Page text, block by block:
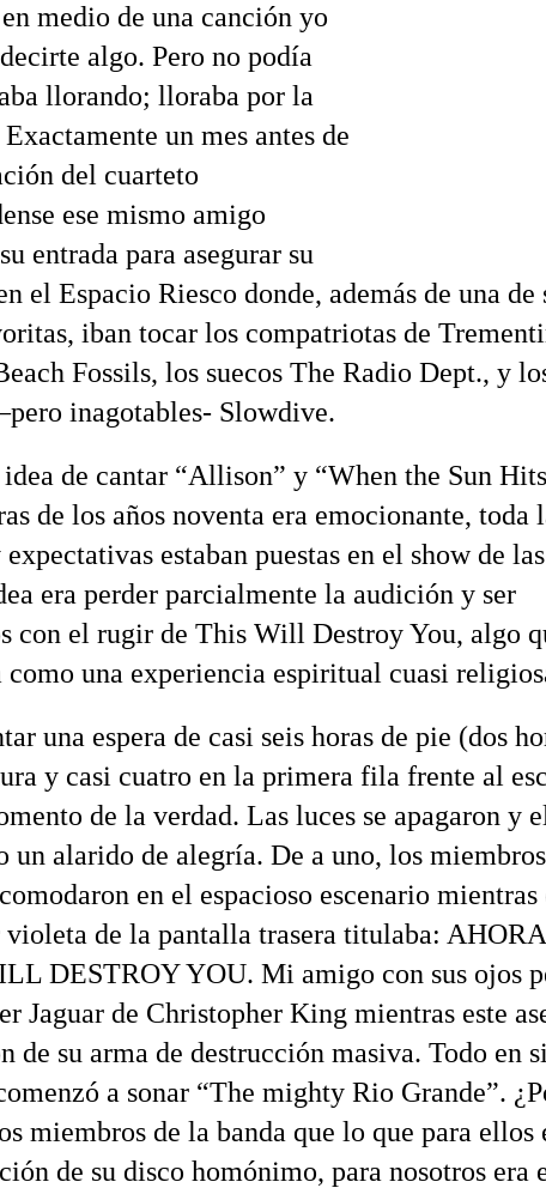
medio de una canción yo
algo. Pero no podía
llorando; lloraba por la
un mes antes de
del cuarteto
ese mismo amigo
entrada para asegurar su
el Espacio Riesco donde, además de una de
iban tocar los compatriotas de
Fossils, los suecos The Radio Dept., y
inagotables- Slowdive.
de cantar “Allison” y “When the Sun
de los años noventa era emocionante, toda
estaban puestas en el show de
era perder parcialmente la audición y ser
con el rugir de This Will Destroy You, algo
como una experiencia espiritual cuasi
una espera de casi seis horas de pie (dos
y casi cuatro en la primera fila frente al
de la verdad. Las luces se apagaron y
un alarido de alegría. De a uno, los
en el espacioso escenario mientras
violeta de la pantalla trasera titulaba:
DESTROY YOU. Mi amigo con sus ojos
Jaguar de Christopher King mientras este
de su arma de destrucción masiva. Todo en
a sonar “The mighty Rio Grande”.
miembros de la banda que lo que para ellos
de su disco homónimo, para nosotros era